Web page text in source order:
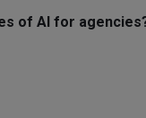
of AI for